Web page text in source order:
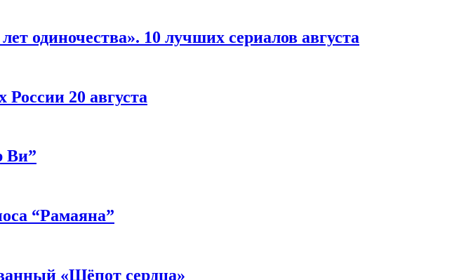
одиночества». 10 лучших сериалов августа
20 августа
Ви”
“Рамаяна”
«Шёпот сердца»